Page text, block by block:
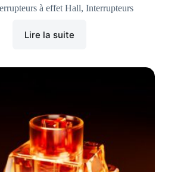
à effet Hall,Interrupteurs
Lire la suite